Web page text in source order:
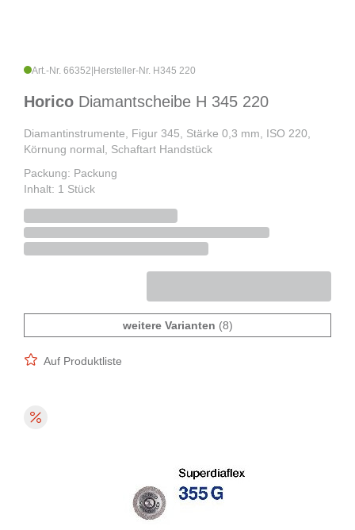
Art.-Nr. 66352 Hersteller-Nr. H345 220
Horico Diamantscheibe H 345 220
Diamantinstrumente, Figur 345, Stärke 0,3 mm, ISO 220,
Körnung normal, Schaftart Handstück
Packung: Packung
Inhalt: 1 Stück
weitere Varianten (8)
Auf Produktliste